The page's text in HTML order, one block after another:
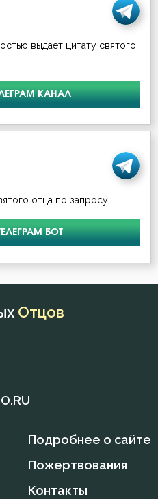
выдает цитату святого
КАНАЛ
отца по запросу
БОТ
Отцов
Подробнее о сайте
Пожертвования
Контакты